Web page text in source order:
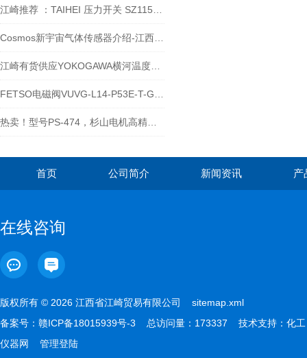
首页 公司简介 新闻资讯 产
在线咨询
版权所有 © 2026 江西省江崎贸易有限公司 sitemap.xml
备案号： 赣ICP备18015939号-3 总访问量：173337 技术支持： 化工
仪器网
管理登陆